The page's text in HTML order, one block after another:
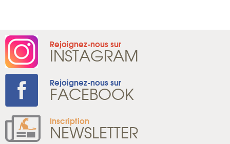
Rejoignez-nous sur
INSTAGRAM
Rejoignez-nous sur
FACEBOOK
Inscription
NEWSLETTER